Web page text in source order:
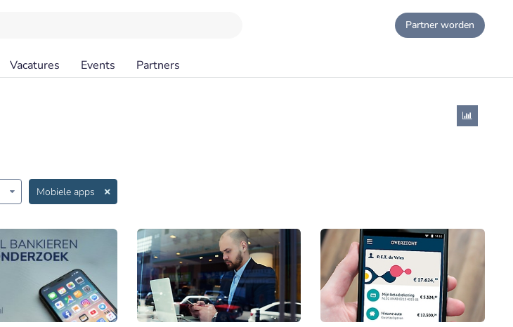
Partner worden
Vacatures Events Partners
Mobiele apps